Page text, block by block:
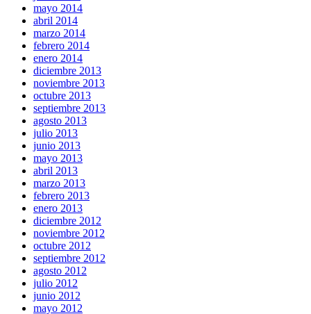
mayo 2014
abril 2014
marzo 2014
febrero 2014
enero 2014
diciembre 2013
noviembre 2013
octubre 2013
septiembre 2013
agosto 2013
julio 2013
junio 2013
mayo 2013
abril 2013
marzo 2013
febrero 2013
enero 2013
diciembre 2012
noviembre 2012
octubre 2012
septiembre 2012
agosto 2012
julio 2012
junio 2012
mayo 2012